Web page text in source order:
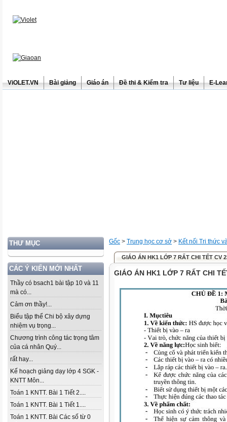
ViOLET.VN Bài giảng Giáo án Đề thi & Kiểm tra Tư liệu E-
THƯ MỤC
CÁC Ý KIẾN MỚI NHẤT
Thầy có bsach1 bài tập 10 và 11
mà có...
Cảm ơn thầy!...
Biểu tập thể Chi bộ xây dựng
nhiệm vụ trọng...
Chương trình công tác trọng tâm
của cá nhân Quý...
rất hay...
Kế hoạch giảng dạy lớp 4 SGK -
KNTT Môn...
Toán 1 KNTT. Bài 1 Tiết 2....
Toán 1 KNTT. Bài 1 Tiết 1....
Toán 1 KNTT. Bài Các số từ 0
Gốc > Trung học cơ sở > Kết nối Tri thức
GIÁO ÁN HK1 LỚP 7 RẤT CHI TẾT CV
GIÁO ÁN HK1 LỚP 7 RẤT CHI